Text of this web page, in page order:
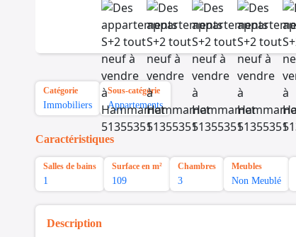
Catégorie
Immobiliers
Sous-catégorie
Appartements
Caractéristiques
Salles de bains
1
Surface en m²
109
Chambres
3
Meubles
Non Meublé
Description